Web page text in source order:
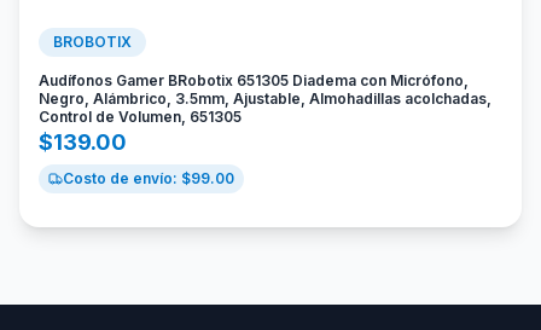
BROBOTIX
Audífonos Gamer BRobotix 651305 Diadema con Micrófono,
Negro, Alámbrico, 3.5mm, Ajustable, Almohadillas acolchadas,
Control de Volumen, 651305
$139.00
Costo de envío: $99.00